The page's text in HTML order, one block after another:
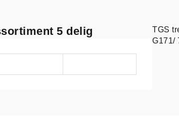
5 delig
TGS
G171/